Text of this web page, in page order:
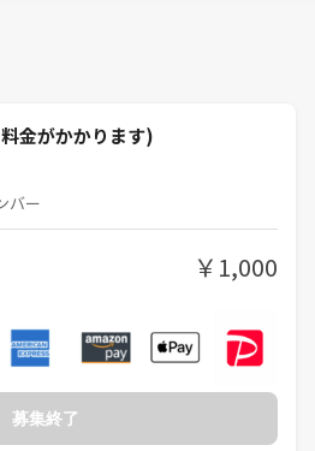
ナンパ目的のみの参加、連絡先強要、過
シーをご確認ください
い
お待ちしております🥳
金がかかります)
バー
￥1,000
募集終了